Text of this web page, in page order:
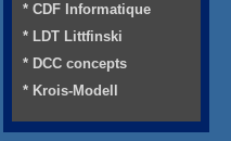
* CDF Informatique
* LDT Littfinski
* DCC concepts
* Krois-Modell